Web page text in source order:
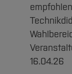
16.04.26